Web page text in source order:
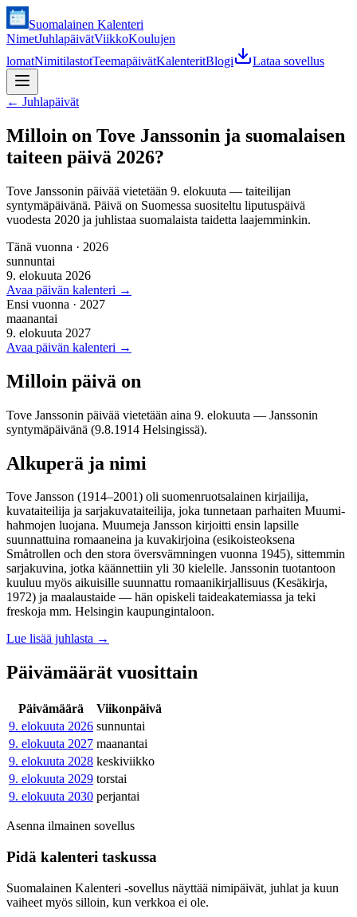
Suomalainen Kalenteri
NimetJuhlapäivätViikkoKoulujen
lomatNimitilastotTeemapäivätKalenteritBlogi Lataa sovellus
← Juhlapäivät
Milloin on Tove Janssonin ja suomalaisen
taiteen päivä 2026?
Tove Janssonin päivää vietetään 9. elokuuta — taiteilijan
syntymäpäivänä. Päivä on Suomessa suositeltu liputuspäivä
vuodesta 2020 ja juhlistaa suomalaista taidetta laajemminkin.
Tänä vuonna · 2026
sunnuntai
9. elokuuta 2026
Avaa päivän kalenteri →
Ensi vuonna · 2027
maanantai
9. elokuuta 2027
Avaa päivän kalenteri →
Milloin päivä on
Tove Janssonin päivää vietetään aina 9. elokuuta — Janssonin
syntymäpäivänä (9.8.1914 Helsingissä).
Alkuperä ja nimi
Tove Jansson (1914–2001) oli suomenruotsalainen kirjailija,
kuvataiteilija ja sarjakuvataiteilija, joka tunnetaan parhaiten Muumi-
hahmojen luojana. Muumeja Jansson kirjoitti ensin lapsille
suunnattuina romaaneina ja kuvakirjoina (esikoisteoksena
Småtrollen och den stora översvämningen vuonna 1945), sittemmin
sarjakuvina, jotka käännettiin yli 30 kielelle. Janssonin tuotantoon
kuuluu myös aikuisille suunnattu romaanikirjallisuus (Kesäkirja,
1972) ja maalaustaide — hän opiskeli taideakatemiassa ja teki
freskoja mm. Helsingin kaupungintaloon.
Lue lisää juhlasta →
Päivämäärät vuosittain
Päivämäärä
Viikonpäivä
9. elokuuta 2026 sunnuntai
9. elokuuta 2027 maanantai
9. elokuuta 2028 keskiviikko
9. elokuuta 2029 torstai
9. elokuuta 2030 perjantai
Asenna ilmainen sovellus
Pidä kalenteri taskussa
Suomalainen Kalenteri ‑sovellus näyttää nimipäivät, juhlat ja kuun
vaiheet myös silloin, kun verkkoa ei ole.